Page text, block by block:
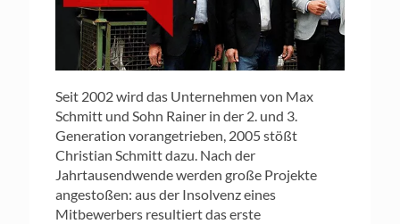
Seit 2002 wird das Unternehmen von Max
Schmitt und Sohn Rainer in der 2. und 3.
Generation vorangetrieben, 2005 stößt
Christian Schmitt dazu. Nach der
Jahrtausendwende werden große Projekte
angestoßen: aus der Insolvenz eines
Mitbewerbers resultiert das erste